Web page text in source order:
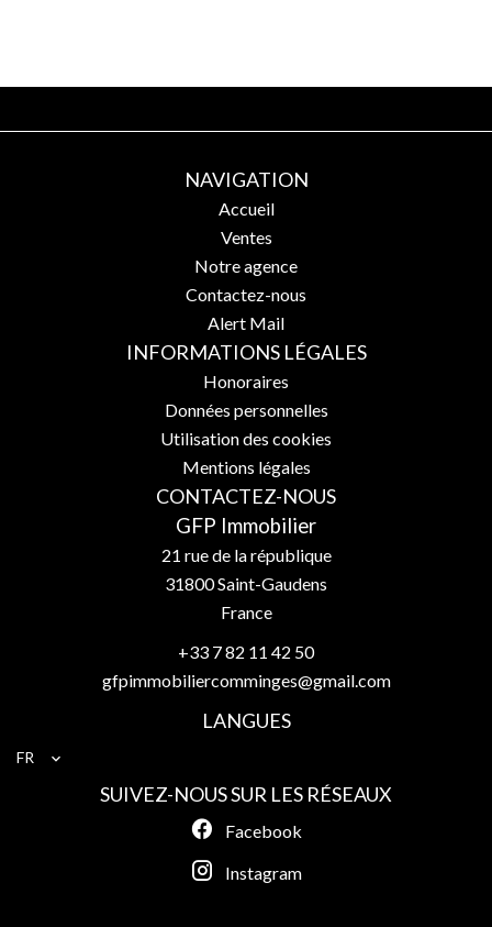
NAVIGATION
Accueil
Ventes
Notre agence
Contactez-nous
Alert Mail
INFORMATIONS LÉGALES
Honoraires
Données personnelles
Utilisation des cookies
Mentions légales
CONTACTEZ-NOUS
GFP Immobilier
21 rue de la république
31800Saint-Gaudens
France
+33 7 82 11 42 50
gfpimmobiliercomminges@gmail.com
LANGUES
FR
SUIVEZ-NOUS SUR LES RÉSEAUX
Facebook
Instagram